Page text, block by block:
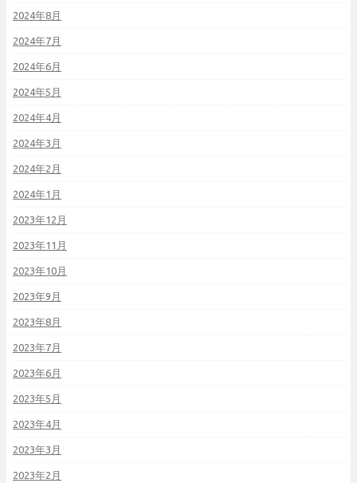
2024年8月
2024年7月
2024年6月
2024年5月
2024年4月
2024年3月
2024年2月
2024年1月
2023年12月
2023年11月
2023年10月
2023年9月
2023年8月
2023年7月
2023年6月
2023年5月
2023年4月
2023年3月
2023年2月